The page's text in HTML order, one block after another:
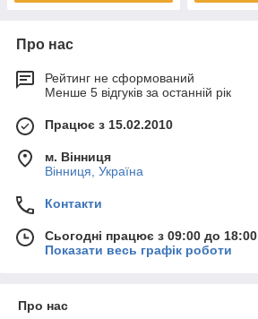
Про нас
Рейтинг не сформований
Менше 5 відгуків за останній рік
Працює з 15.02.2010
м. Вінниця
Вінниця, Україна
Контакти
Сьогодні працює з 09:00 до 18:00
Показати весь графік роботи
Про нас